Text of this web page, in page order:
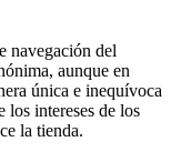
navegación del
aunque en
única e inequívoca
los intereses de los
la tienda.